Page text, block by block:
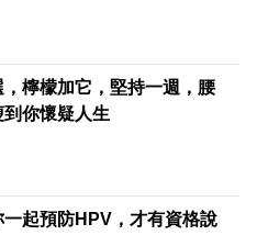
，檸檬加它，堅持一週，腰
到你懷疑人生
一起預防HPV，才有資格說